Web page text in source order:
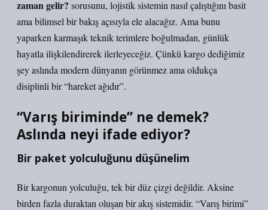
zaman gelir? sorusunu, lojistik sistemin nasıl çalıştığını basit
ama bilimsel bir bakış açısıyla ele alacağız. Ama bunu
yaparken karmaşık teknik terimlere boğulmadan, günlük
hayatla ilişkilendirerek ilerleyeceğiz. Çünkü kargo dediğimiz
şey aslında modern dünyanın görünmez ama oldukça
disiplinli bir “hareket ağıdır”.
“Varış biriminde” ne demek?
Aslında neyi ifade ediyor?
Bir paket yolculuğunu düşünelim
Bir kargonun yolculuğu, tek bir düz çizgi değildir. Aksine
birden fazla duraktan oluşan bir akış sistemidir. “Varış birimi”